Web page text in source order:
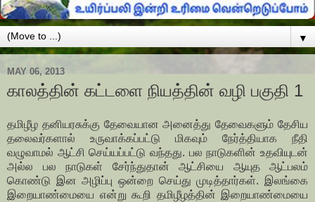
▼
MAY 06, 2013
காலத்தின் கட்டளை நியத்தின் வழி பகுதி 1
தமிழீழ தனியரசுக்கு தேவையான அனைத்து தேவைகளும் தேசிய
தலைவர்களால் உருவாக்கப்பட்டு மிகவும் நேர்த்தியாக நீதி
வழுவாமல் ஆட்சி செய்யப்பட்டு வந்தது. பல நாடுகளின் உதவியுடன்
அல்ல பல நாடுகள் சேர்ந்துதான் ஆட்சியை ஆயுத ஆட்பலம்
கொண்டு இன அழிப்பு ஒன்றை செய்து முடித்தார்கள். இலங்கை
இறையாண்மையை என்று கூறி தமிழீழத்தின் இறையாண்மையை